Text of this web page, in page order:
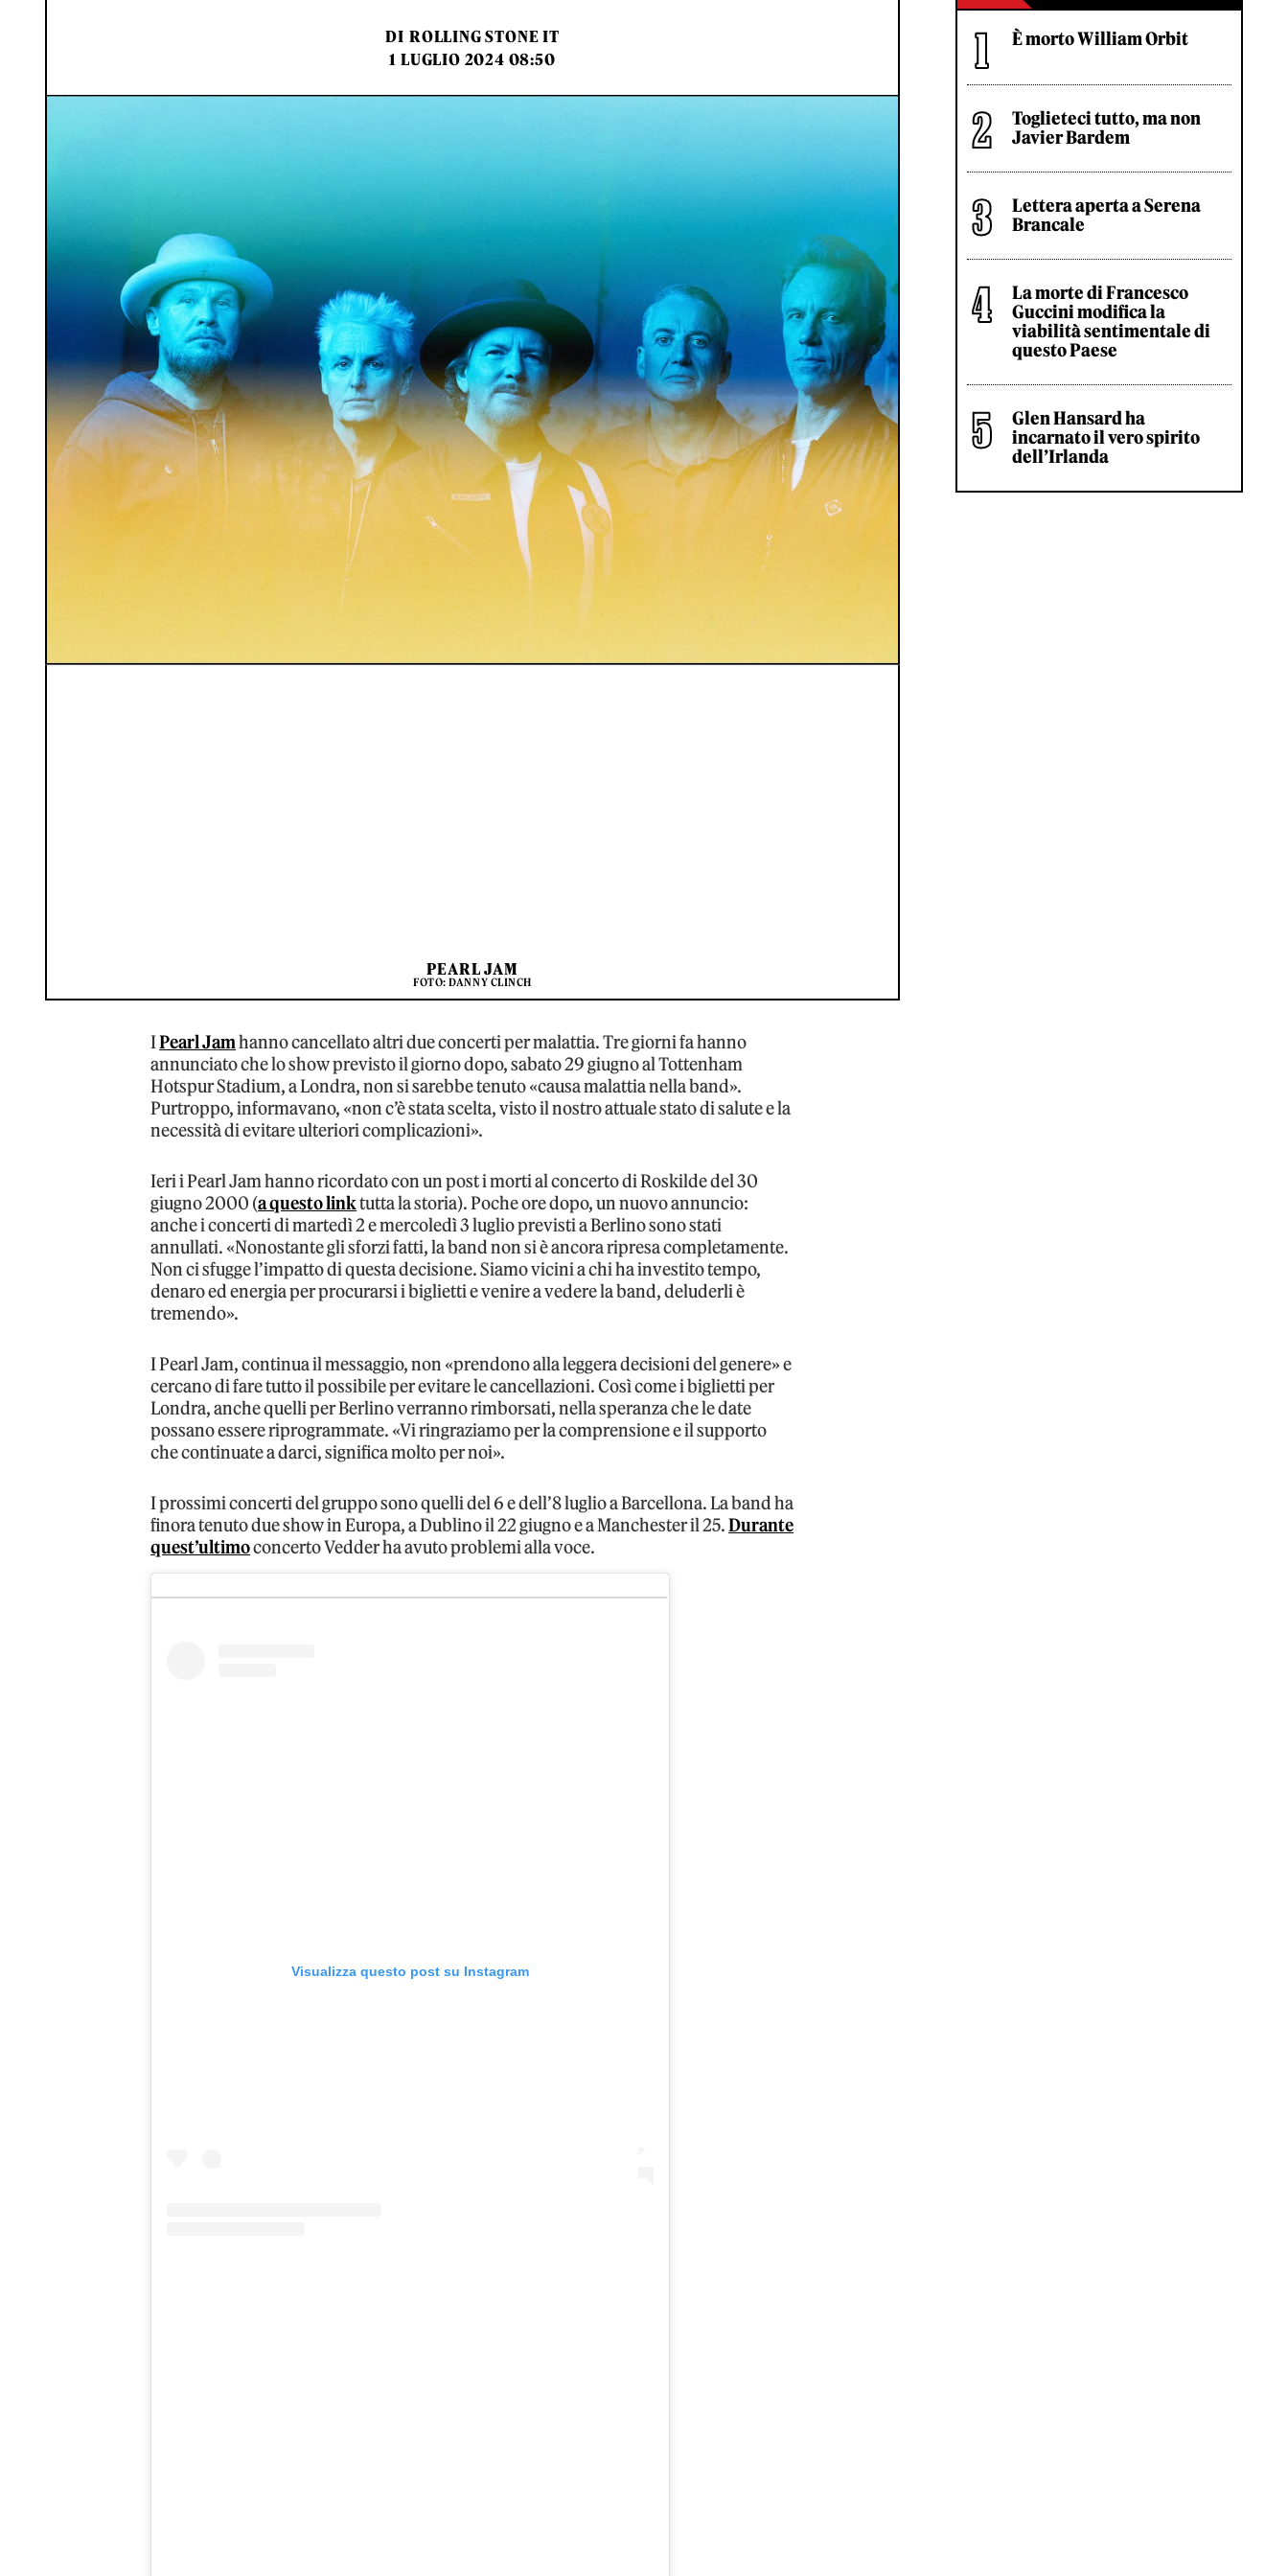
DI ROLLING STONE IT
1 LUGLIO 2024 08:50
PEARL JAM
FOTO: DANNY CLINCH
IPearl Jamhanno cancellato altri due concerti per malattia. Tre giorni fa hanno
annunciato che lo show previsto il giorno dopo, sabato 29 giugno al Tottenham
Hotspur Stadium, a Londra, non si sarebbe tenuto «causa malattia nella band».
Purtroppo, informavano, «non c’è stata scelta, visto il nostro attuale stato di salute e la
necessità di evitare ulteriori complicazioni».
Ieri i Pearl Jam hanno ricordato con un post i morti al concerto di Roskilde del 30
giugno 2000 (a questo linktutta la storia). Poche ore dopo, un nuovo annuncio:
anche i concerti di martedì 2 e mercoledì 3 luglio previsti a Berlino sono stati
annullati. «Nonostante gli sforzi fatti, la band non si è ancora ripresa completamente.
Non ci sfugge l’impatto di questa decisione. Siamo vicini a chi ha investito tempo,
denaro ed energia per procurarsi i biglietti e venire a vedere la band, deluderli è
tremendo».
I Pearl Jam, continua il messaggio, non «prendono alla leggera decisioni del genere» e
cercano di fare tutto il possibile per evitare le cancellazioni. Così come i biglietti per
Londra, anche quelli per Berlino verranno rimborsati, nella speranza che le date
possano essere riprogrammate. «Vi ringraziamo per la comprensione e il supporto
che continuate a darci, significa molto per noi».
I prossimi concerti del gruppo sono quelli del 6 e dell’8 luglio a Barcellona. La band ha
finora tenuto due show in Europa, a Dublino il 22 giugno e a Manchester il 25.Durante
quest’ultimoconcerto Vedder ha avuto problemi alla voce.
Visualizza questo post su Instagram
È morto William Orbit
Toglieteci tutto, ma non
Javier Bardem
Lettera aperta a Serena
Brancale
La morte di Francesco
Guccini modifica la
viabilità sentimentale di
questo Paese
Glen Hansard ha
incarnato il vero spirito
dell’Irlanda